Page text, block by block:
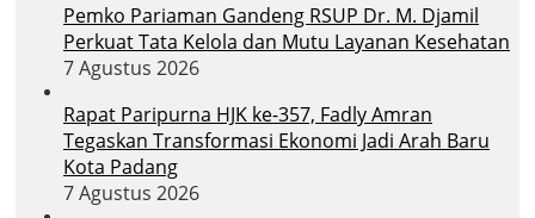
Pemko Pariaman Gandeng RSUP Dr. M. Djamil
Perkuat Tata Kelola dan Mutu Layanan Kesehatan
7 Agustus 2026
Rapat Paripurna HJK ke-357, Fadly Amran
Tegaskan Transformasi Ekonomi Jadi Arah Baru
Kota Padang
7 Agustus 2026